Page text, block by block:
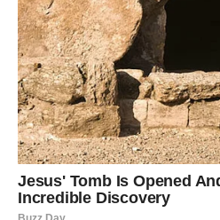
Moguće je saznanje vezano za
osobu koja igra važnu ulogu u
otkriti moglo bi vam pomoći da
mijenja mnogo toga nabolje.
Poruka zvijezda
Vjerujte onome što vam srce